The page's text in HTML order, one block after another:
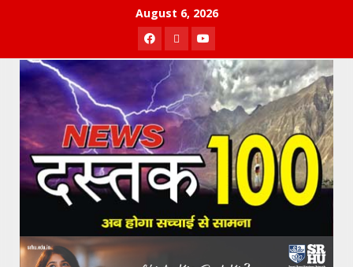
August 6, 2026
Facebook
TwitterYoutube